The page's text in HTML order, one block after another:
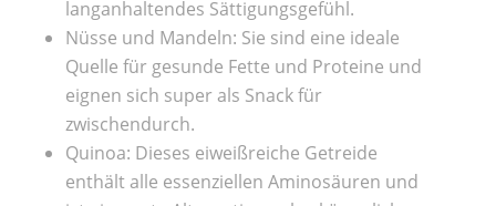
langanhaltendes Sättigungsgefühl.
Nüsse und Mandeln: Sie sind eine ideale
Quelle für gesunde Fette und Proteine und
eignen sich super als Snack für
zwischendurch.
Quinoa: Dieses eiweißreiche Getreide
enthält alle essenziellen Aminosäuren und